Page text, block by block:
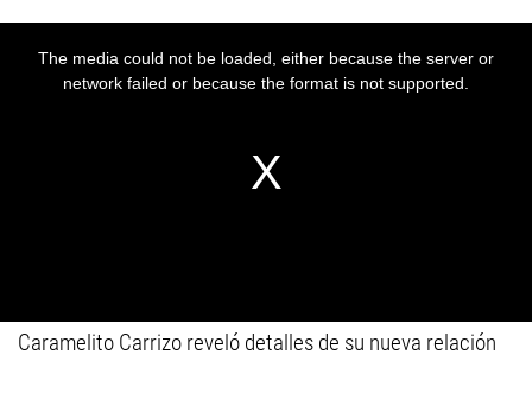
Caramelito Carrizo reveló detalles de su nueva relación